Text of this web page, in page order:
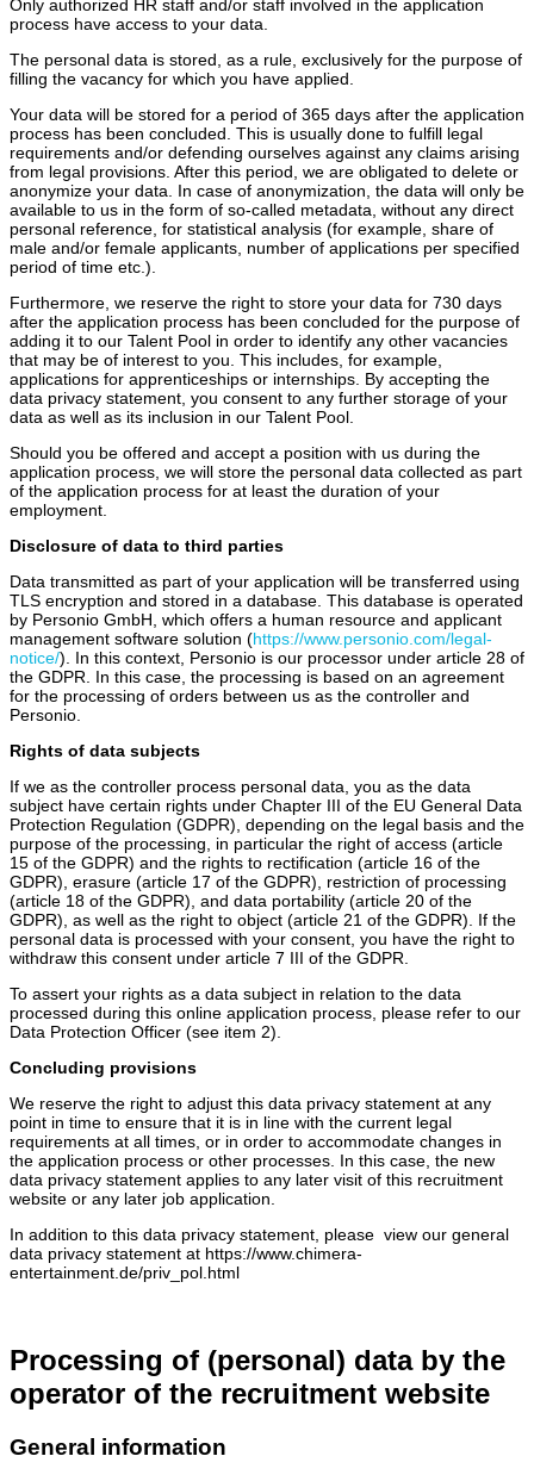
Only authorized HR staff and/or staff involved in the application
process have access to your data.
The personal data is stored, as a rule, exclusively for the purpose of
filling the vacancy for which you have applied.
Your data will be stored for a period of 365 days after the application
process has been concluded. This is usually done to fulfill legal
requirements and/or defending ourselves against any claims arising
from legal provisions. After this period, we are obligated to delete or
anonymize your data. In case of anonymization, the data will only be
available to us in the form of so-called metadata, without any direct
personal reference, for statistical analysis (for example, share of
male and/or female applicants, number of applications per specified
period of time etc.).
Furthermore, we reserve the right to store your data for 730 days
after the application process has been concluded for the purpose of
adding it to our Talent Pool in order to identify any other vacancies
that may be of interest to you. This includes, for example,
applications for apprenticeships or internships. By accepting the
data privacy statement, you consent to any further storage of your
data as well as its inclusion in our Talent Pool.
Should you be offered and accept a position with us during the
application process, we will store the personal data collected as part
of the application process for at least the duration of your
employment.
Disclosure of data to third parties
Data transmitted as part of your application will be transferred using
TLS encryption and stored in a database. This database is operated
by Personio GmbH, which offers a human resource and applicant
management software solution (https://www.personio.com/legal-
notice/). In this context, Personio is our processor under article 28 of
the GDPR. In this case, the processing is based on an agreement
for the processing of orders between us as the controller and
Personio.
Rights of data subjects
If we as the controller process personal data, you as the data
subject have certain rights under Chapter III of the EU General Data
Protection Regulation (GDPR), depending on the legal basis and the
purpose of the processing, in particular the right of access (article
15 of the GDPR) and the rights to rectification (article 16 of the
GDPR), erasure (article 17 of the GDPR), restriction of processing
(article 18 of the GDPR), and data portability (article 20 of the
GDPR), as well as the right to object (article 21 of the GDPR). If the
personal data is processed with your consent, you have the right to
withdraw this consent under article 7 III of the GDPR.
To assert your rights as a data subject in relation to the data
processed during this online application process, please refer to our
Data Protection Officer (see item 2).
Concluding provisions
We reserve the right to adjust this data privacy statement at any
point in time to ensure that it is in line with the current legal
requirements at all times, or in order to accommodate changes in
the application process or other processes. In this case, the new
data privacy statement applies to any later visit of this recruitment
website or any later job application.
In addition to this data privacy statement, please view our general
data privacy statement at https://www.chimera-
entertainment.de/priv_pol.html
Processing of (personal) data by the
operator of the recruitment website
General information